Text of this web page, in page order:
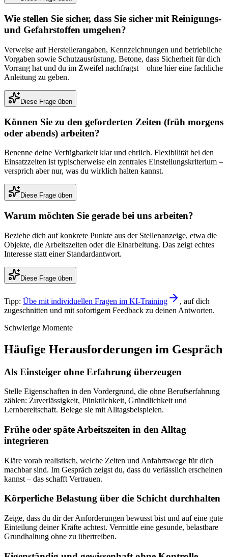
Wie stellen Sie sicher, dass Sie sicher mit Reinigungs-
und Gefahrstoffen umgehen?
Verweise auf Herstellerangaben, Kennzeichnungen und betriebliche
Vorgaben sowie Schutzausrüstung. Betone, dass Sicherheit für dich
Vorrang hat und du im Zweifel nachfragst – ohne hier eine fachliche
Anleitung zu geben.
Diese Frage üben
Können Sie zu den geforderten Zeiten (früh morgens
oder abends) arbeiten?
Benenne deine Verfügbarkeit klar und ehrlich. Flexibilität bei den
Einsatzzeiten ist typischerweise ein zentrales Einstellungskriterium –
versprich aber nur, was du wirklich halten kannst.
Diese Frage üben
Warum möchten Sie gerade bei uns arbeiten?
Beziehe dich auf konkrete Punkte aus der Stellenanzeige, etwa die
Objekte, die Arbeitszeiten oder die Einarbeitung. Das zeigt echtes
Interesse statt einer Standardantwort.
Diese Frage üben
Tipp: Übe mit individuellen Fragen im KI-Training
, auf dich
zugeschnitten und mit sofortigem Feedback zu deinen Antworten.
Schwierige Momente
Häufige Herausforderungen im Gespräch
Als Einsteiger ohne Erfahrung überzeugen
Stelle Eigenschaften in den Vordergrund, die ohne Berufserfahrung
zählen: Zuverlässigkeit, Pünktlichkeit, Gründlichkeit und
Lernbereitschaft. Belege sie mit Alltagsbeispielen.
Frühe oder späte Arbeitszeiten in den Alltag
integrieren
Kläre vorab realistisch, welche Zeiten und Anfahrtswege für dich
machbar sind. Im Gespräch zeigst du, dass du verlässlich erscheinen
kannst – das schafft Vertrauen.
Körperliche Belastung über die Schicht durchhalten
Zeige, dass du dir der Anforderungen bewusst bist und auf eine gute
Einteilung deiner Kräfte achtest. Vermittle eine gesunde, belastbare
Grundhaltung ohne zu übertreiben.